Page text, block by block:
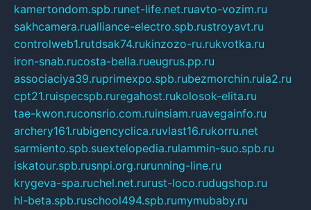
kamertondom.spb.runet-life.net.ruavto-vozim.ru
sakhcamera.rualliance-electro.spb.rustroyavt.ru
controlweb1.rutdsak74.rukinzozo-ru.rukvotka.ru
iron-snab.rucosta-bella.rueugrus.pp.ru
associaciya39.ruprimexpo.spb.rubezmorchin.ruia2.ru
cpt21.ruispecspb.ruregahost.rukolosok-elita.ru
tae-kwon.ruconsrio.com.ruinsiam.ruavegainfo.ru
archery161.rubigencyclica.ruvlast16.rukorru.net
sarmiento.spb.suextelopedia.rulammin-suo.spb.ru
iskatour.spb.rusnpi.org.rurunning-line.ru
krygeva-spa.ruchel.net.rurust-loco.rudugshop.ru
hl-beta.spb.ruschool494.spb.rumymubaby.ru